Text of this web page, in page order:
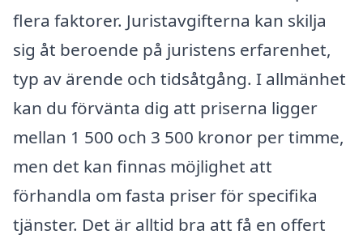
flera faktorer. Juristavgifterna kan skilja
sig åt beroende på juristens erfarenhet,
typ av ärende och tidsåtgång. I allmänhet
kan du förvänta dig att priserna ligger
mellan 1 500 och 3 500 kronor per timme,
men det kan finnas möjlighet att
förhandla om fasta priser för specifika
tjänster. Det är alltid bra att få en offert